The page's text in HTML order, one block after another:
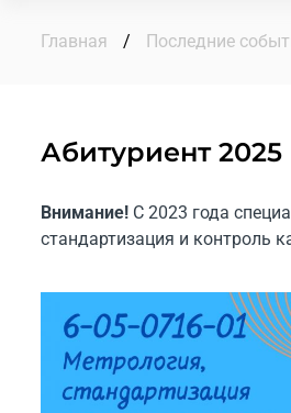
Главная / Последние
Абитуриент 2025
Внимание! С 2023 года
стандартизация и контроль